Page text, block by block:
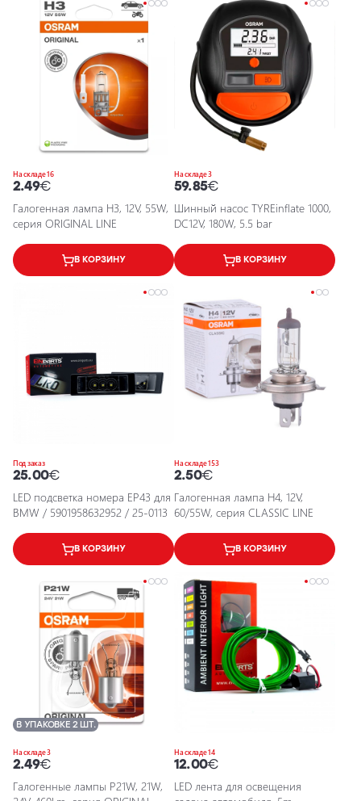
На складе 16
2.49€
Галогенная лампа H3, 12V, 55W,
серия ORIGINAL LINE
В КОРЗИНУ
На складе 3
59.85€
Шинный насос TYREinflate 1000,
DC12V, 180W, 5.5 bar
В КОРЗИНУ
Под заказ
25.00€
LED подсветка номера EP43 для
BMW / 5901958632952 / 25-0113
В КОРЗИНУ
На складе 153
2.50€
Галогенная лампа H4, 12V,
60/55W, серия CLASSIC LINE
В КОРЗИНУ
На складе 3
В УПАКОВКЕ 2 ШТ.
2.49€
Галогенные лампы P21W, 21W,
На складе 14
12.00€
LED лента для освещения